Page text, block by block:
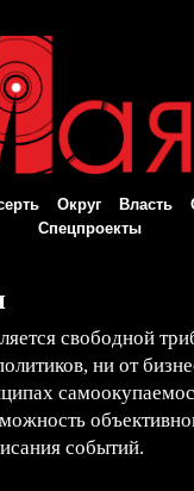
Округ Власть
Спецпроекты
свободной
ни от
событий.